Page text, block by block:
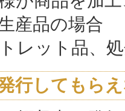
産品の場合
レット品、
行してもら